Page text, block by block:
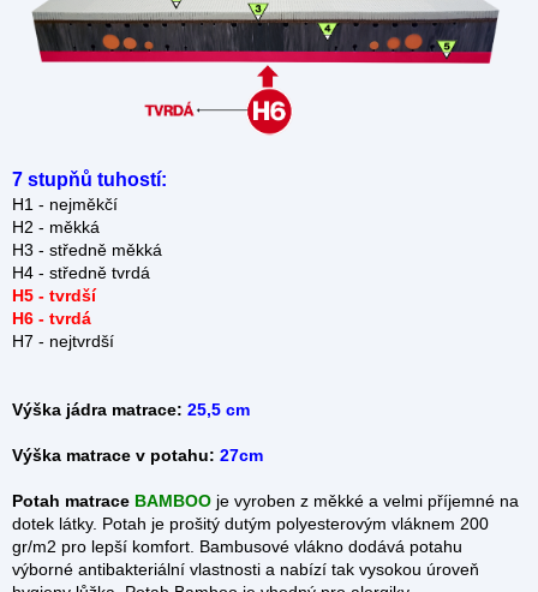
7 stupňů tuhostí:
H1 - nejměkčí
H2 - měkká
H3 - středně měkká
H4 - středně tvrdá
H5 - tvrdší
H6 - tvrdá
H7 - nejtvrdší
Výška jádra matrace: 25,5 cm
Výška matrace v potahu: 27cm
Potah matrace BAMBOO je vyroben z měkké a velmi příjemné na
dotek látky. Potah je prošitý dutým polyesterovým vláknem 200
gr/m2 pro lepší komfort. Bambusové vlákno dodává potahu
výborné antibakteriální vlastnosti a nabízí tak vysokou úroveň